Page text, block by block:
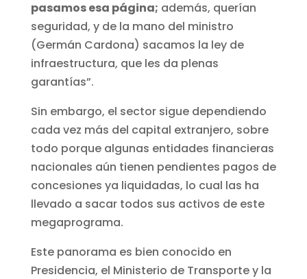
pasamos esa página; además, querían
seguridad, y de la mano del ministro
(Germán Cardona) sacamos la ley de
infraestructura, que les da plenas
garantías”.
Sin embargo, el sector sigue dependiendo
cada vez más del capital extranjero, sobre
todo porque algunas entidades financieras
nacionales aún tienen pendientes pagos de
concesiones ya liquidadas, lo cual las ha
llevado a sacar todos sus activos de este
megaprograma.
Este panorama es bien conocido en
Presidencia, el Ministerio de Transporte y la